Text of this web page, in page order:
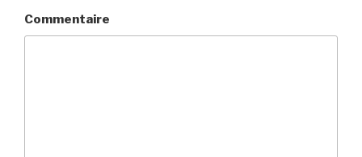
Commentaire